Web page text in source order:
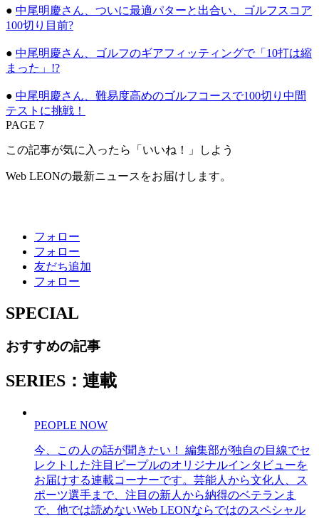
● 中尾明慶さん、ついに最適パターと出合い、ゴルフスコア
100切り目前?
● 中尾明慶さん、ゴルフのギアフィッティングで「10打は縮
まった」!?
● 中尾明慶さん、難易度高めのゴルフコースで100切り中間
テストに挑戦！
PAGE 7
この記事が気に入ったら「いいね！」しよう
Web LEONの最新ニュースをお届けします。
フォロー
フォロー
友だち追加
フォロー
SPECIAL
おすすめの記事
SERIES：連載
PEOPLE NOW
今、この人の話が聞きたい！ 編集部が独自の目線でセ
レクトした注目ピープルのオリジナルインタビューを
お届けする連載コーナーです。芸能人から文化人、ス
ポーツ選手まで、注目の新人から納得のベテランま
で、他では読めないWeb LEONならではのスペシャル